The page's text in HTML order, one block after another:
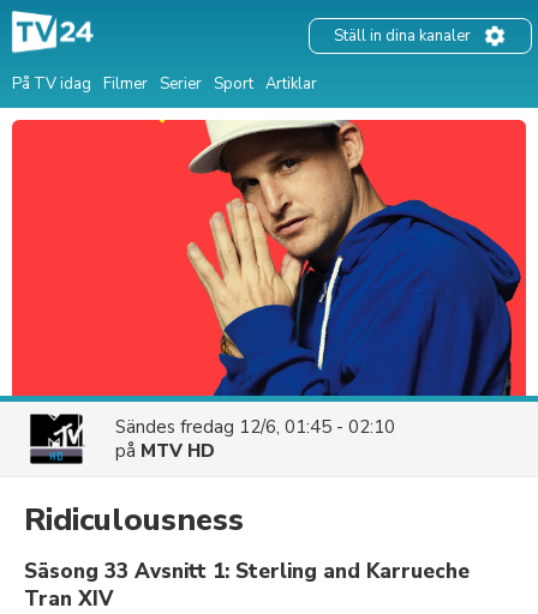
På TV idag Filmer Serier Sport Artiklar
Ställ in dina kanaler
Sändes fredag 12/6, 01:45 - 02:10
på MTV HD
Ridiculousness
Säsong 33 Avsnitt 1: Sterling and Karrueche
Tran XIV